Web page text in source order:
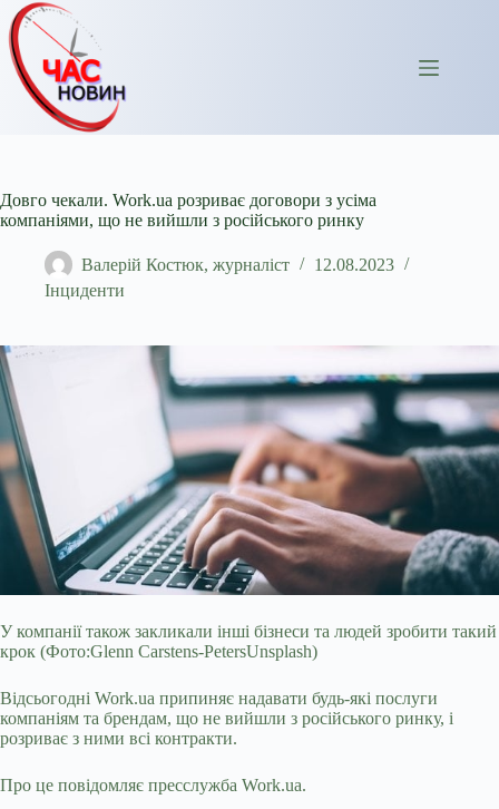
Перейти
до
вмісту
Довго чекали. Work.ua розриває договори з усіма
компаніями, що не вийшли з російського ринку
Валерій Костюк, журналіст
12.08.2023
Інциденти
У компанії також закликали інші бізнеси та людей зробити такий
крок (Фото:Glenn Carstens-PetersUnsplash)
Відсьогодні Work.ua припиняє надавати будь-які послуги
компаніям та брендам, що не вийшли з російського ринку, і
розриває з ними всі контракти.
Про це повідомляє пресслужба Work.ua.